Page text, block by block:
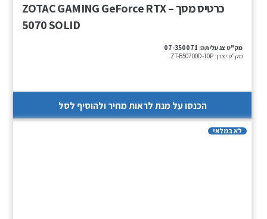
כרטיס מסך – ZOTAC GAMING GeForce RTX
5070 SOLID
מק"ט צג עליתה: 07-350071
מק"ט יצרן: ZT-B50700D-10P
הכנסו על מנת לראות מחיר ולהוסיף לסל
לא במלאי